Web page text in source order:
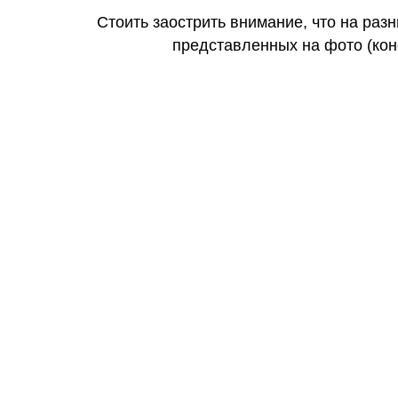
Стоить заострить внимание, что на
представленных на фото